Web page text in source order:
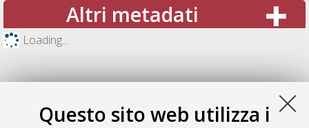
Questo sito web utilizza i
Altri metadati
Loading...